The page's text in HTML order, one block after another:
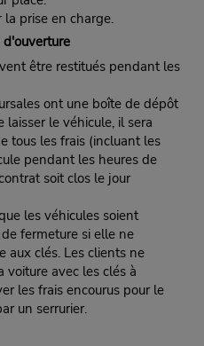
la prise en charge.
d'ouverture
être restitués pendant les
ont une boîte de dépôt
laisser le véhicule, il sera
tous les frais (incluant les
pendant les heures de
soit clos le jour
les véhicules soient
fermeture si elle ne
aux clés. Les clients ne
avec les clés à
les frais encourus pour le
un serrurier.